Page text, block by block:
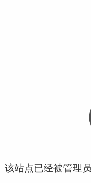
该站点已经被管理